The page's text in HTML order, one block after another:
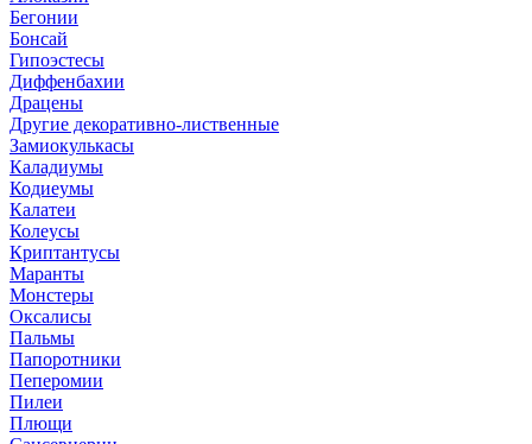
Бегонии
Бонсай
Гипоэстесы
Диффенбахии
Драцены
Другие декоративно-лиственные
Замиокулькасы
Каладиумы
Кодиеумы
Калатеи
Колеусы
Криптантусы
Маранты
Монстеры
Оксалисы
Пальмы
Папоротники
Пеперомии
Пилеи
Плющи